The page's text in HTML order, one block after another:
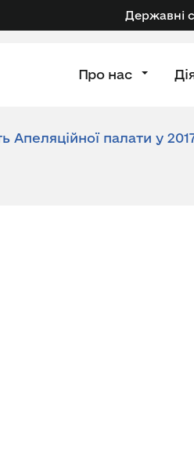
Державні
Про нас
Апеляційної палати у